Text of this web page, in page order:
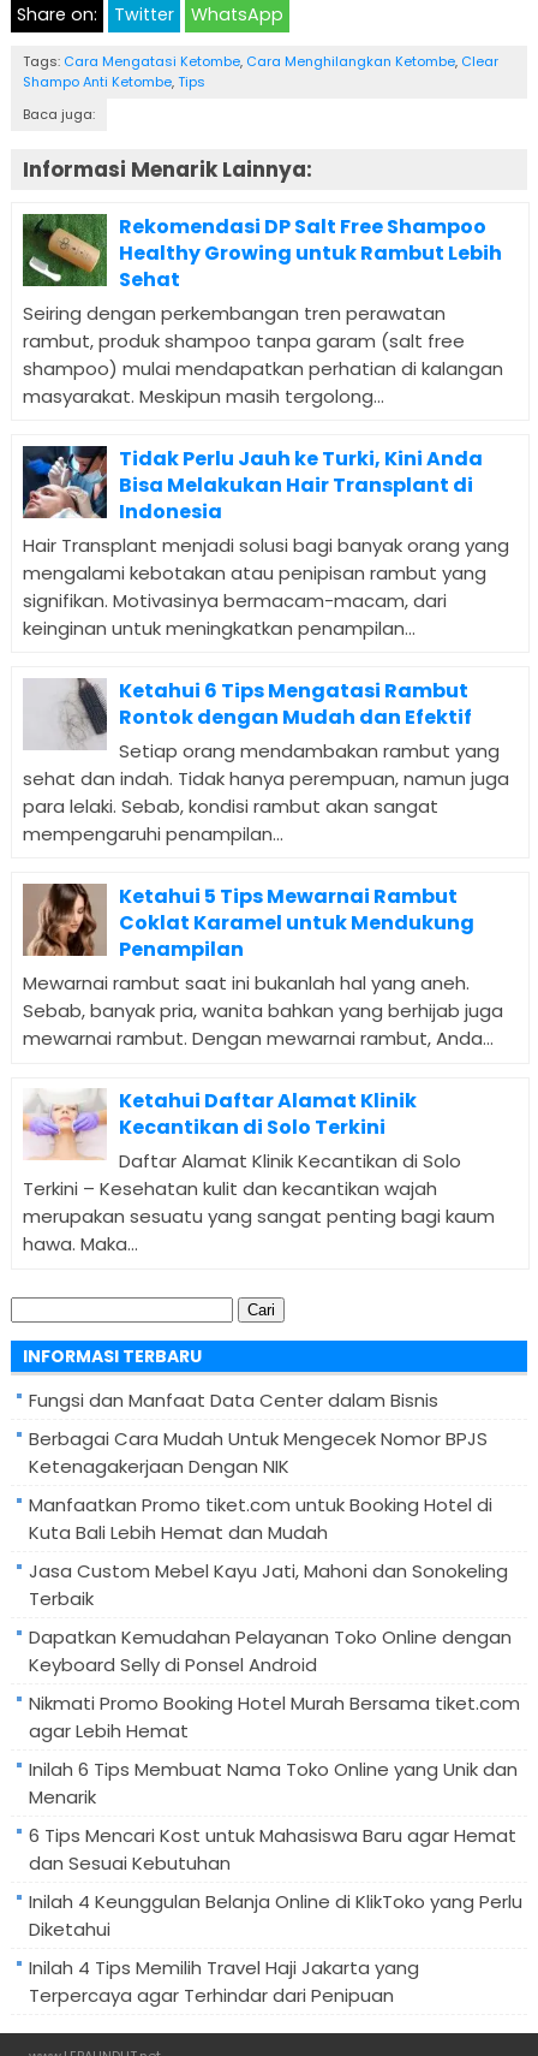
Share on: Twitter WhatsApp
Tags: Cara Mengatasi Ketombe, Cara Menghilangkan Ketombe, Clear
Shampo Anti Ketombe,Tips
Baca juga:
Informasi Menarik Lainnya:
Rekomendasi DP Salt Free Shampoo
Healthy Growing untuk Rambut Lebih
Sehat
Seiring dengan perkembangan tren perawatan
rambut, produk shampoo tanpa garam (salt free
shampoo) mulai mendapatkan perhatian di kalangan
masyarakat. Meskipun masih tergolong...
Tidak Perlu Jauh ke Turki, Kini Anda
Bisa Melakukan Hair Transplant di
Indonesia
Hair Transplant menjadi solusi bagi banyak orang yang
mengalami kebotakan atau penipisan rambut yang
signifikan. Motivasinya bermacam-macam, dari
keinginan untuk meningkatkan penampilan...
Ketahui 6 Tips Mengatasi Rambut
Rontok dengan Mudah dan Efektif
Setiap orang mendambakan rambut yang
sehat dan indah. Tidak hanya perempuan, namun juga
para lelaki. Sebab, kondisi rambut akan sangat
mempengaruhi penampilan...
Ketahui 5 Tips Mewarnai Rambut
Coklat Karamel untuk Mendukung
Penampilan
Mewarnai rambut saat ini bukanlah hal yang aneh.
Sebab, banyak pria, wanita bahkan yang berhijab juga
mewarnai rambut. Dengan mewarnai rambut, Anda...
Ketahui Daftar Alamat Klinik
Kecantikan di Solo Terkini
Daftar Alamat Klinik Kecantikan di Solo
Terkini – Kesehatan kulit dan kecantikan wajah
merupakan sesuatu yang sangat penting bagi kaum
hawa. Maka...
Cari
untuk:
INFORMASI TERBARU
Fungsi dan Manfaat Data Center dalam Bisnis
Berbagai Cara Mudah Untuk Mengecek Nomor BPJS
Ketenagakerjaan Dengan NIK
Manfaatkan Promo tiket.com untuk Booking Hotel di
Kuta Bali Lebih Hemat dan Mudah
Jasa Custom Mebel Kayu Jati, Mahoni dan Sonokeling
Terbaik
Dapatkan Kemudahan Pelayanan Toko Online dengan
Keyboard Selly di Ponsel Android
Nikmati Promo Booking Hotel Murah Bersama tiket.com
agar Lebih Hemat
Inilah 6 Tips Membuat Nama Toko Online yang Unik dan
Menarik
6 Tips Mencari Kost untuk Mahasiswa Baru agar Hemat
dan Sesuai Kebutuhan
Inilah 4 Keunggulan Belanja Online di KlikToko yang Perlu
Diketahui
Inilah 4 Tips Memilih Travel Haji Jakarta yang
Terpercaya agar Terhindar dari Penipuan